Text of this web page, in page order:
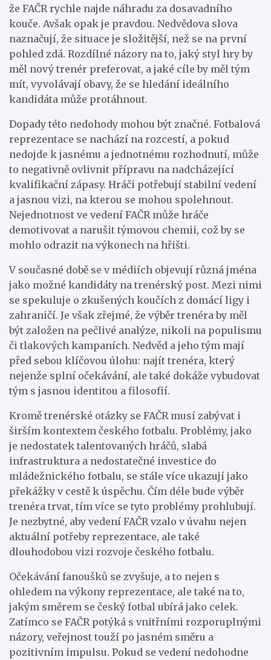
že FAČR rychle najde náhradu za dosavadního
kouče. Avšak opak je pravdou. Nedvědova slova
naznačují, že situace je složitější, než se na první
pohled zdá. Rozdílné názory na to, jaký styl hry by
měl nový trenér preferovat, a jaké cíle by měl tým
mít, vyvolávají obavy, že se hledání ideálního
kandidáta může protáhnout.
Dopady této nedohody mohou být značné. Fotbalová
reprezentace se nachází na rozcestí, a pokud
nedojde k jasnému a jednotnému rozhodnutí, může
to negativně ovlivnit přípravu na nadcházející
kvalifikační zápasy. Hráči potřebují stabilní vedení
a jasnou vizi, na kterou se mohou spolehnout.
Nejednotnost ve vedení FAČR může hráče
demotivovat a narušit týmovou chemii, což by se
mohlo odrazit na výkonech na hřišti.
V současné době se v médiích objevují různá jména
jako možné kandidáty na trenérský post. Mezi nimi
se spekuluje o zkušených koučích z domácí ligy i
zahraničí. Je však zřejmé, že výběr trenéra by měl
být založen na pečlivé analýze, nikoli na populismu
či tlakových kampaních. Nedvěd a jeho tým mají
před sebou klíčovou úlohu: najít trenéra, který
nejenže splní očekávání, ale také dokáže vybudovat
tým s jasnou identitou a filosofií.
Kromě trenérské otázky se FAČR musí zabývat i
širším kontextem českého fotbalu. Problémy, jako
je nedostatek talentovaných hráčů, slabá
infrastruktura a nedostatečné investice do
mládežnického fotbalu, se stále více ukazují jako
překážky v cestě k úspěchu. Čím déle bude výběr
trenéra trvat, tím více se tyto problémy prohlubují.
Je nezbytné, aby vedení FAČR vzalo v úvahu nejen
aktuální potřeby reprezentace, ale také
dlouhodobou vizi rozvoje českého fotbalu.
Očekávání fanoušků se zvyšuje, a to nejen s
ohledem na výkony reprezentace, ale také na to,
jakým směrem se český fotbal ubírá jako celek.
Zatímco se FAČR potýká s vnitřními rozporuplnými
názory, veřejnost touží po jasném směru a
pozitivním impulsu. Pokud se vedení nedohodne